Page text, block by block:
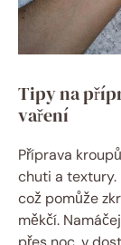
Tipy na
vaření
Příprava
chuti a
což pomůže
měkčí.